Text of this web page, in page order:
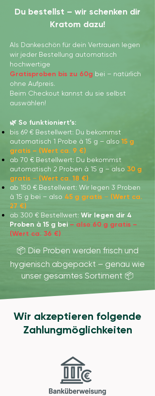
Du bestellst – wir schenken dir
Kratom dazu!
Als Dankeschön für dein Vertrauen legen
wir jeder Bestellung automatisch
hochwertige
Gratisproben bis zu 60g bei – natürlich
ohne Aufpreis.
Beim Checkout kannst du sie selbst
auswählen!
🌿 So funktioniert’s:
bis 69 € Bestellwert: Du bekommst
automatisch 1 Probe à 15 g – also 15 g
gratis – (Wert ca. 9 €)
ab 70 € Bestellwert: Du bekommst
automatisch 2 Proben à 15 g – also 30 g
gratis – (Wert ca. 18 €)
ab 150 € Bestellwert: Wir legen 3 Proben
à 15 g bei – also 45 g gratis – (Wert ca.
27 €)
ab 300 € Bestellwert: Wir legen dir 4
Proben à 15 g bei – also 60 g gratis –
(Wert ca. 36 €)
📦 Die Proben werden frisch und
hygienisch abgepackt – genau wie
unser gesamtes Sortiment 📦
Wir akzeptieren folgende
Zahlungmöglichkeiten